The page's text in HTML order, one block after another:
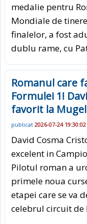
medalie pentru
Mondiale de
finalelor, a fost
dublu rame, cu
Romanul care
Formulei 1!
favorit la
publicat 2026-07-24 19:30:02
David Cosma
excelent in
Pilotul roman a
primele noua
etapei care se va
celebrul circuit de